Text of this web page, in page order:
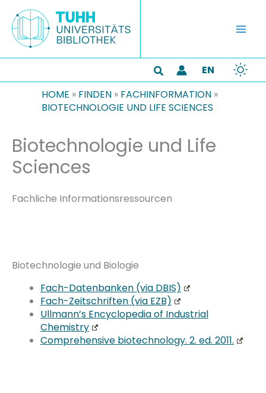
Inhalt
springen
Suchen
EN
HOME » FINDEN » FACHINFORMATION »
BIOTECHNOLOGIE UND LIFE SCIENCES
Biotechnologie und Life
Sciences
Fachliche Informationsressourcen
Biotechnologie und Biologie
Fach-Datenbanken (via DBIS)
Fach-Zeitschriften (via EZB)
Ullmann’s Encyclopedia of Industrial
Chemistry
Comprehensive biotechnology. 2. ed. 2011.